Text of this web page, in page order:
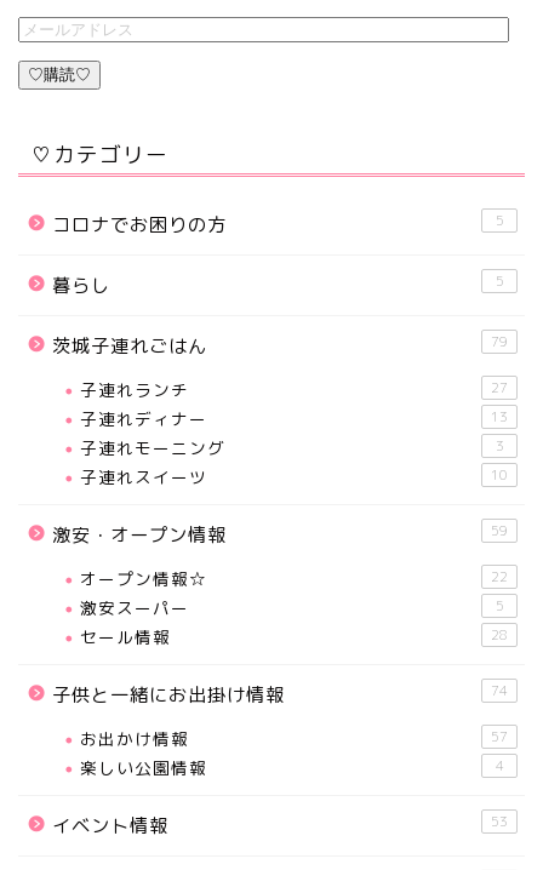
♡購読♡
♡カテゴリー
コロナでお困りの方 5
暮らし 5
茨城子連れごはん 79
子連れランチ 27
子連れディナー 13
子連れモーニング 3
子連れスイーツ 10
激安・オープン情報 59
オープン情報☆ 22
激安スーパー 5
セール情報 28
子供と一緒にお出掛け情報 74
お出かけ情報 57
楽しい公園情報 4
イベント情報 53